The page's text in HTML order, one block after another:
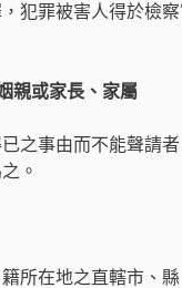
犯罪被害人得於檢
親或家長、家屬
之事由而不能聲請
。
所在地之直轄市、